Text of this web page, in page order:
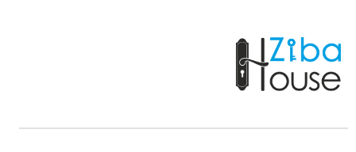
نوع استیل استنلس استیل
ضخامت ورق سینک 0.8 میلیمتر
سیفون + زیرآب دارد